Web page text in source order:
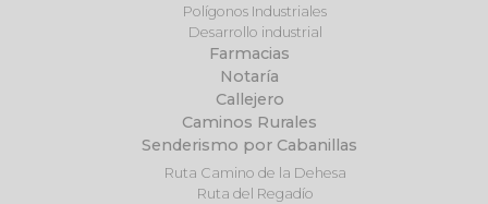
Polígonos Industriales
Desarrollo industrial
Farmacias
Notaría
Callejero
Caminos Rurales
Senderismo por Cabanillas
Ruta Camino de la Dehesa
Ruta del Regadío